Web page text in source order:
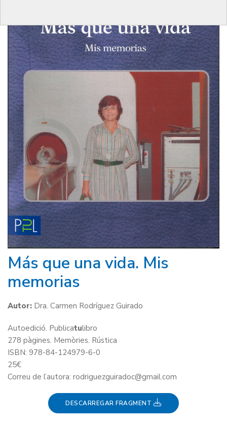
Más que una vida. Mis
memorias
Autor: Dra. Carmen Rodríguez Guirado
Autoedició. Publicatulibro
278 pàgines. Memòries. Rústica
ISBN: 978-84-124979-6-0
25€
Correu de l’autora: rodriguezguiradoc@gmail.com
DESCARREGAR FRAGMENT